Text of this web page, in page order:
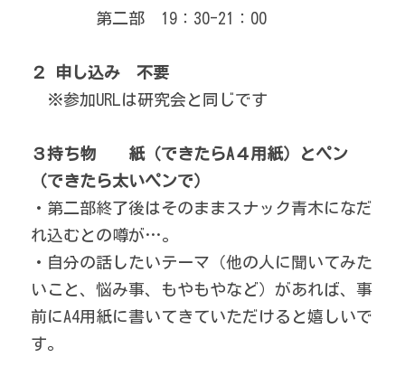
第二部　19：30-21：00
２ 申し込み　不要
※参加URLは研究会と同じです
３持ち物　　紙（できたらA４用紙）とペン
（できたら太いペンで）
・第二部終了後はそのままスナック青木になだ
れ込むとの噂が…。
・自分の話したいテーマ（他の人に聞いてみた
いこと、悩み事、もやもやなど）があれば、事
前にA4用紙に書いてきていただけると嬉しいで
す。